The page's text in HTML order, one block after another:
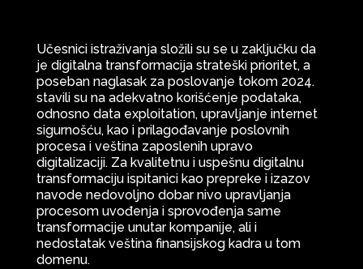
Učesnici istraživanja složili su se u zaključku da
je digitalna transformacija strateški prioritet, a
poseban naglasak za poslovanje tokom 2024.
stavili su na adekvatno korišćenje podataka,
odnosno data exploitation, upravljanje internet
sigurnošću, kao i prilagođavanje poslovnih
procesa i veština zaposlenih upravo
digitalizaciji. Za kvalitetnu i uspešnu digitalnu
transformaciju ispitanici kao prepreke i izazov
navode nedovoljno dobar nivo upravljanja
procesom uvođenja i sprovođenja same
transformacije unutar kompanije, ali i
nedostatak veština finansijskog kadra u tom
domenu.